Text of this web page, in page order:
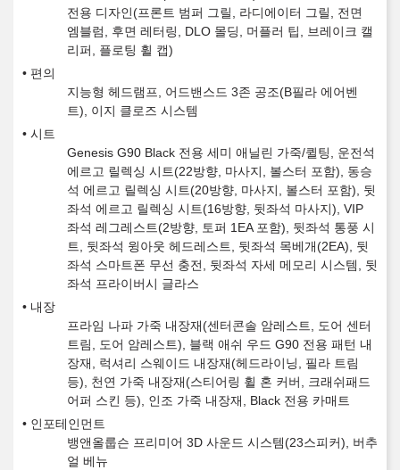
전용 디자인(프론트 범퍼 그릴, 라디에이터 그릴, 전면
엠블럼, 후면 레터링, DLO 몰딩, 머플러 팁, 브레이크 캘
리퍼, 플로팅 휠 캡)
편의
지능형 헤드램프, 어드밴스드 3존 공조(B필라 에어벤
트), 이지 클로즈 시스템
시트
Genesis G90 Black 전용 세미 애닐린 가죽/퀼팅, 운전석
에르고 릴렉싱 시트(22방향, 마사지, 볼스터 포함), 동승
석 에르고 릴렉싱 시트(20방향, 마사지, 볼스터 포함), 뒷
좌석 에르고 릴렉싱 시트(16방향, 뒷좌석 마사지), VIP
좌석 레그레스트(2방향, 토퍼 1EA 포함), 뒷좌석 통풍 시
트, 뒷좌석 윙아웃 헤드레스트, 뒷좌석 목베개(2EA), 뒷
좌석 스마트폰 무선 충전, 뒷좌석 자세 메모리 시스템, 뒷
좌석 프라이버시 글라스
내장
프라임 나파 가죽 내장재(센터콘솔 암레스트, 도어 센터
트림, 도어 암레스트), 블랙 애쉬 우드 G90 전용 패턴 내
장재, 럭셔리 스웨이드 내장재(헤드라이닝, 필라 트림
등), 천연 가죽 내장재(스티어링 휠 혼 커버, 크래쉬패드
어퍼 스킨 등), 인조 가죽 내장재, Black 전용 카매트
인포테인먼트
뱅앤올룹슨 프리미어 3D 사운드 시스템(23스피커), 버추
얼 베뉴